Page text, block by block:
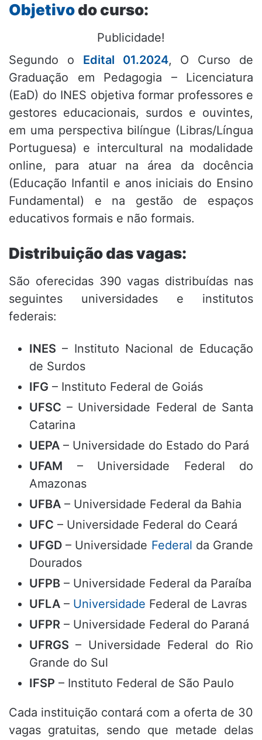
Objetivodo curso:
Publicidade!
Segundo o Edital 01.2024, O Curso de
Graduação em Pedagogia – Licenciatura
(EaD) do INES objetiva formar professores e
gestores educacionais, surdos e ouvintes,
em uma perspectiva bilíngue (Libras/Língua
Portuguesa) e intercultural na modalidade
online, para atuar na área da docência
(Educação Infantil e anos iniciais do Ensino
Fundamental) e na gestão de espaços
educativos formais e não formais.
Distribuição das vagas:
São oferecidas 390 vagas distribuídas nas
seguintes universidades e institutos
federais:
INES – Instituto Nacional de Educação
de Surdos
IFG – Instituto Federal de Goiás
UFSC – Universidade Federal de Santa
Catarina
UEPA – Universidade do Estado do Pará
UFAM – Universidade Federal do
Amazonas
UFBA – Universidade Federal da Bahia
UFC – Universidade Federal do Ceará
UFGD – Universidade Federal da Grande
Dourados
UFPB – Universidade Federal da Paraíba
UFLA – Universidade Federal de Lavras
UFPR – Universidade Federal do Paraná
UFRGS – Universidade Federal do Rio
Grande do Sul
IFSP – Instituto Federal de São Paulo
Cada instituição contará com a oferta de 30
vagas gratuitas, sendo que metade delas